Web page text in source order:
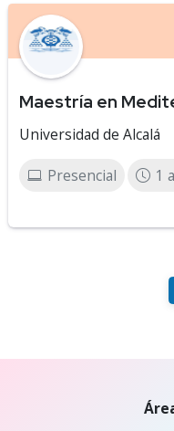
Maestría en
Universidad de Alcalá
Presencial 1